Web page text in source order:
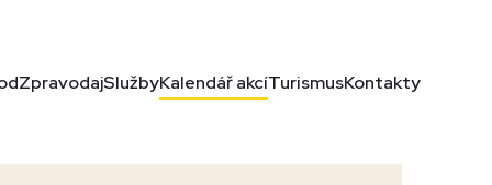
ZpravodajSlužbyKalendář akcíTurismusKontakty